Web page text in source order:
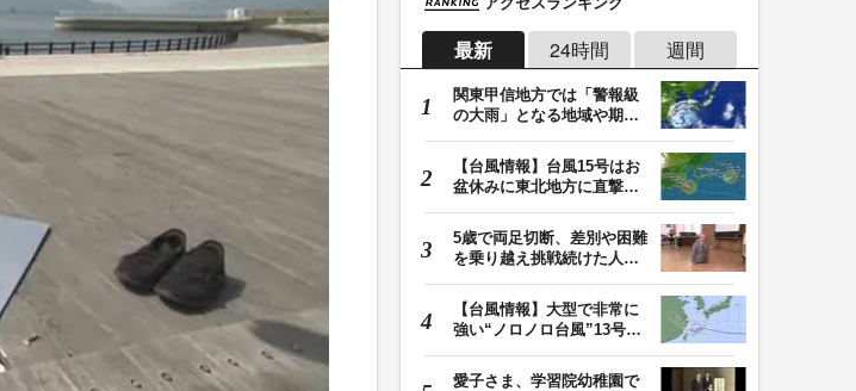
最新 24時間 週間
関東甲信地方では「警報級
の大雨」となる地域や期間
【台風情報】台風15号はお
盆休みに東北地方に直撃す
5歳で両足切断、差別や困難
を乗り越え挑戦続けた人
【台風情報】大型で非常に
強い“ノロノロ台風”13号の
愛子さま、学習院幼稚園で